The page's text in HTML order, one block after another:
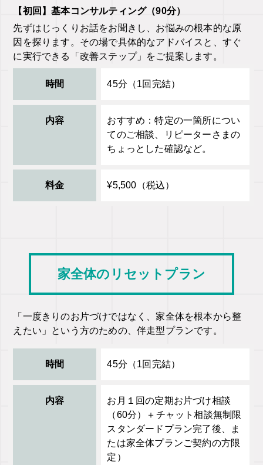
【初回】基本コンサルティング（90分）
先ずはじっくりお話をお聞きし、お悩みの根本的な原
因を探ります。その場で具体的なアドバイスと、すぐ
に実行できる「改善ステップ」をご提案します。
時間 45分（1回完結）
内容
おすすめ：特定の一箇所につい
てのご相談、リピーターさまの
ちょっとした確認など。
料金 ¥5,500（税込）
家全体のリセットプラン
「一度きりのお片づけではなく、家全体を根本から整
えたい」という方のための、伴走型プランです。
時間 45分（1回完結）
内容
お月１回の定期お片づけ相談
（60分）＋チャット相談無制限
スタンダードプラン完了後、ま
たは家全体プランご契約の方限
定）